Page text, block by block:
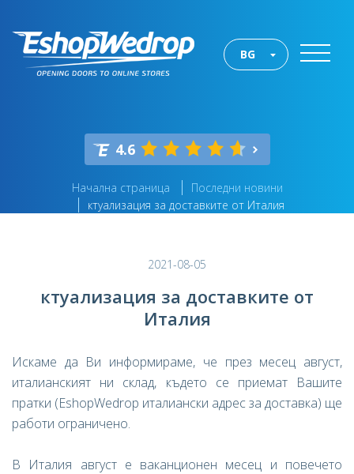
BG
4.6
Начална страница
Последни новини
ктуализация за доставките от Италия
2021-08-05
ктуализация за доставките от
Италия
Искаме да Ви информираме, че през месец август,
италианският ни склад, където се приемат Вашите
пратки (EshopWedrop италиански адрес за доставка) ще
работи ограничено.
В Италия август е ваканционен месец и повечето